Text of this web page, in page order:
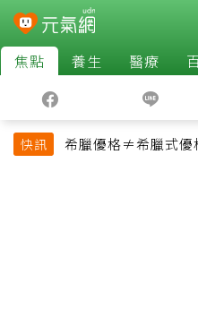
焦點 養生 醫療
快訊
希臘優格≠希臘式優